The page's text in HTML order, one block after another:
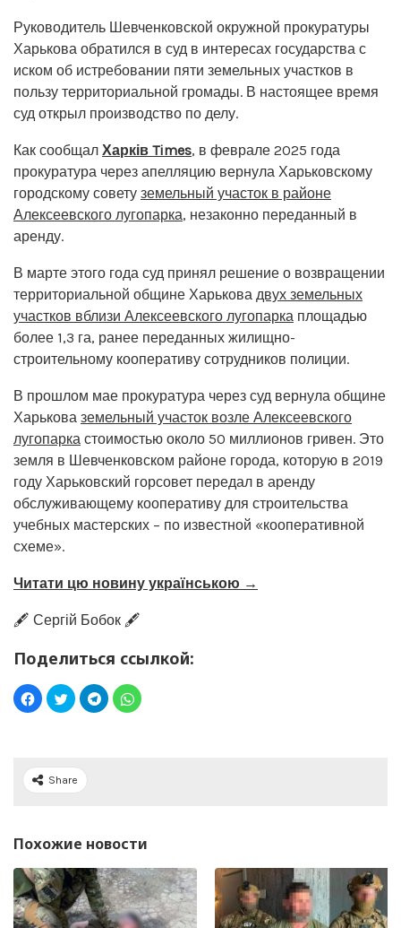
Руководитель Шевченковской окружной прокуратуры
Харькова обратился в суд в интересах государства с
иском об истребовании пяти земельных участков в
пользу территориальной громады. В настоящее время
суд открыл производство по делу.
Как сообщал Харків Times, в феврале 2025 года
прокуратура через апелляцию вернула Харьковскому
городскому совету земельный участок в районе
Алексеевского лугопарка, незаконно переданный в
аренду.
В марте этого года суд принял решение о возвращении
территориальной общине Харькова двух земельных
участков вблизи Алексеевского лугопарка площадью
более 1,3 га, ранее переданных жилищно-
строительному кооперативу сотрудников полиции.
В прошлом мае прокуратура через суд вернула общине
Харькова земельный участок возле Алексеевского
лугопарка стоимостью около 50 миллионов гривен. Это
земля в Шевченковском районе города, которую в 2019
году Харьковский горсовет передал в аренду
обслуживающему кооперативу для строительства
учебных мастерских – по известной «кооперативной
схеме».
Читати цю новину українською →
🖋️ Сергій Бобок 🖋️
Поделиться ссылкой:
Share
Похожие новости